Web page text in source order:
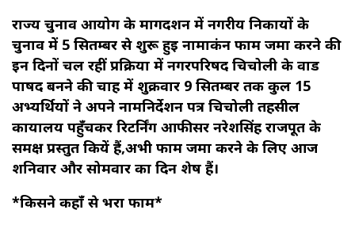
राज्य चुनाव आयोग के मार्गदर्शन में नगरीय निकायों के
चुनाव में 5 सितम्बर से शुरू हुई नामाकंन फार्म जमा करने की
इन दिनों चल रहीं प्रक्रिया में नगरपरिषद चिचोली के वार्ड
पार्षद बनने की चाह में शुक्रवार 9 सितम्बर तक कुल 15
अभ्यर्थियों ने अपने नामनिर्देशन पत्र चिचोली तहसील
कार्यालय पहुँचकर रिटर्निंग आफीसर नरेशसिंह राजपूत के
समक्ष प्रस्तुत कियें हैं,अभी फार्म जमा करने के लिए आज
शनिवार और सोमवार का दिन शेष हैं।
*किसने कहाँ से भरा फार्म*